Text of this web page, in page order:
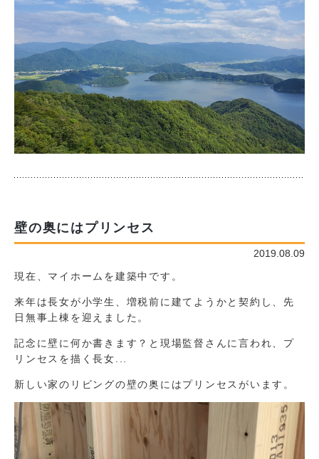
壁の奥にはプリンセス
2019.08.09
現在、マイホームを建築中です。
来年は長女が小学生、増税前に建てようかと契約し、先
日無事上棟を迎えました。
記念に壁に何か書きます？と現場監督さんに言われ、プ
リンセスを描く長女...
新しい家のリビングの壁の奥にはプリンセスがいます。